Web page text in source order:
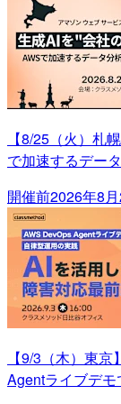
【8/25（火）札
で加速するデー
開催前2026年8
【9/3（木）東
Agentライブデ